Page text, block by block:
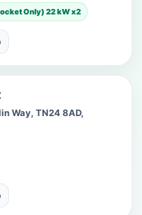
Only) 22 kW x2
Way, TN24 8AD,